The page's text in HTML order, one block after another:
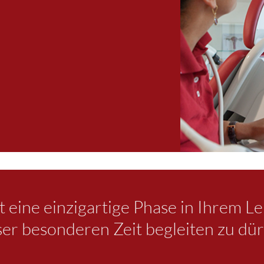
eine einzigartige Phase in Ihrem
besonderen Zeit begleiten zu